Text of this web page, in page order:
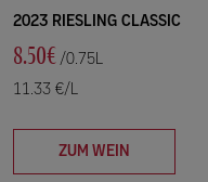
2023 RIESLING CLASSIC
8.50€ /0.75L
11.33 €/L
ZUM WEIN